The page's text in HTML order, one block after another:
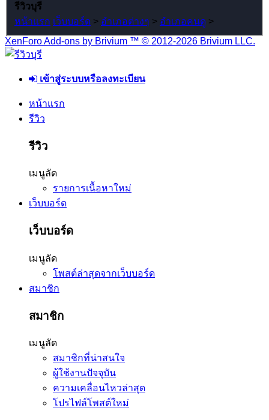
รีวิวบุรี
หน้าแรก เว็บบอร์ด > อำเภอต่างๆ > อำเภอคนดู >
XenForo Add-ons by Brivium ™ © 2012-2026 Brivium LLC.
เข้าสู่ระบบหรือลงทะเบียน
หน้าแรก
รีวิว
รีวิว
เมนูลัด
รายการเนื้อหาใหม่
เว็บบอร์ด
เว็บบอร์ด
เมนูลัด
โพสต์ล่าสุดจากเว็บบอร์ด
สมาชิก
สมาชิก
เมนูลัด
สมาชิกที่น่าสนใจ
ผู้ใช้งานปัจจุบัน
ความเคลื่อนไหวล่าสุด
โปรไฟล์โพสต์ใหม่